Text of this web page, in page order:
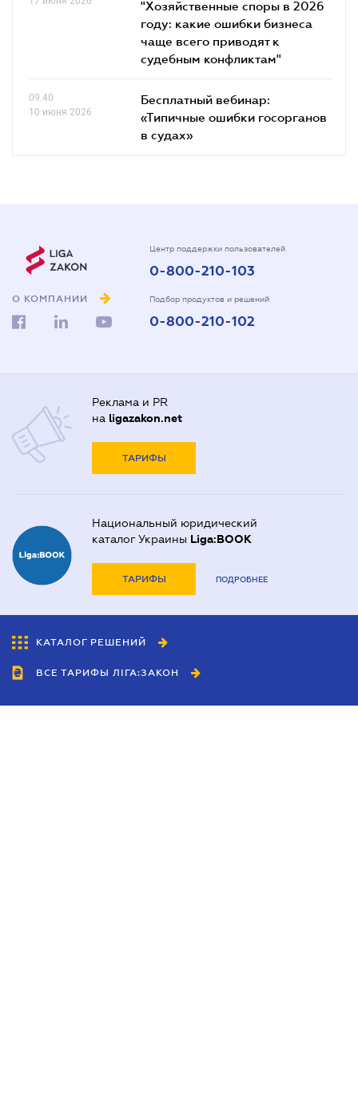
"Хозяйственные споры в 2026
году: какие ошибки бизнеса
чаще всего приводят к
судебным конфликтам"
09.40
10 июня 2026
Бесплатный вебинар:
«Типичные ошибки госорганов
в судах»
О КОМПАНИИ
Центр поддержки пользователей
0-800-210-103
Подбор продуктов и решений
0-800-210-102
Реклама и PR
на ligazakon.net
ТАРИФЫ
Национальный юридический
каталог Украины Liga:BOOK
ТАРИФЫ ПОДРОБНЕЕ
КАТАЛОГ РЕШЕНИЙ
ВСЕ ТАРИФЫ ЛІГА:ЗАКОН